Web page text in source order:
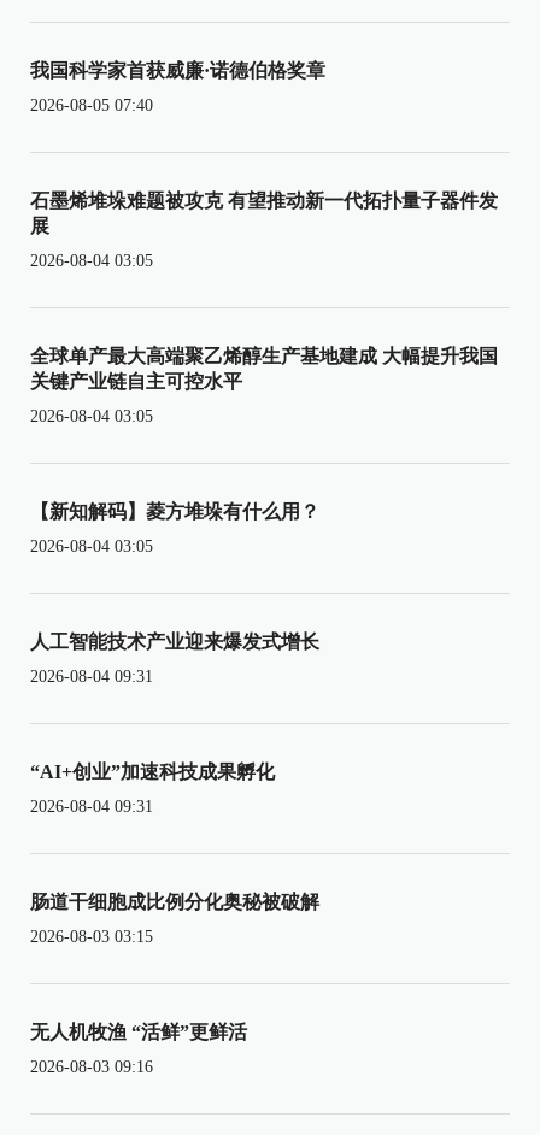
我国科学家首获威廉·诺德伯格奖章
2026-08-05 07:40
石墨烯堆垛难题被攻克 有望推动新一代拓扑量子器件发
展
2026-08-04 03:05
全球单产最大高端聚乙烯醇生产基地建成 大幅提升我国
关键产业链自主可控水平
2026-08-04 03:05
【新知解码】菱方堆垛有什么用？
2026-08-04 03:05
人工智能技术产业迎来爆发式增长
2026-08-04 09:31
“AI+创业”加速科技成果孵化
2026-08-04 09:31
肠道干细胞成比例分化奥秘被破解
2026-08-03 03:15
无人机牧渔 “活鲜”更鲜活
2026-08-03 09:16